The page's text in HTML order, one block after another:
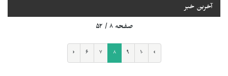
آخرین خبر
صفحه ۸ / ۵۲
‹ ۶ ۷ ۸ ۹ ۱۰ ›